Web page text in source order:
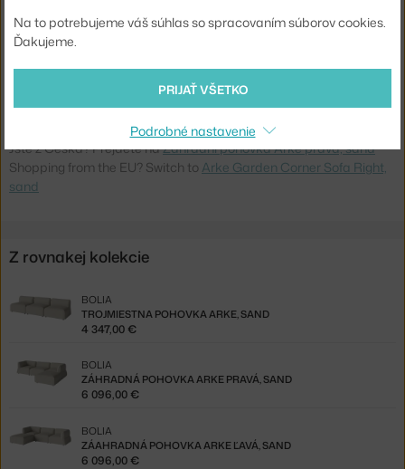
Farba:
piesková
Materiál:
Kód produktu
BOL-00-014-20_00003
Jste z Česka? Přejděte naZahradní pohovka Arke pravá, sand
Shopping from the EU? Switch to Arke Garden Corner Sofa Right,
sand
Z rovnakej kolekcie
TROJMIESTNA POHOVKA ARKE, SAND
BOLIA
4 347,00 €
ZÁHRADNÁ POHOVKA ARKE PRAVÁ, SAND
BOLIA
6 096,00 €
ZÁAHRADNÁ POHOVKA ARKE ĽAVÁ, SAND
BOLIA
6 096,00 €
Na to potrebujeme váš súhlas so spracovaním súborov cookies.
Ďakujeme.
PRIJAŤ VŠETKO
Podrobné nastavenie